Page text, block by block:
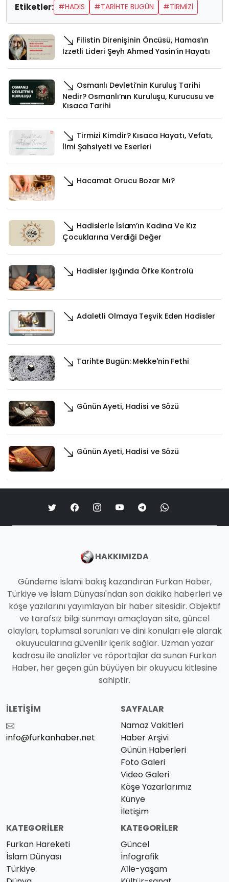
Etiketler: #HADİS #TARİHTE BUGÜN #TİRMİZİ
Filistin Direnişinin Öncüsü, Hamas’ın
İzzetli Lideri Şeyh Ahmed Yasin’in Hayatı
Osmanlı Devleti’nin Kuruluş Tarihi
Nedir? Osmanlı’nın Kuruluşu, Kurucusu ve
Kısaca Tarihi
Tirmizi Kimdir? Kısaca Hayatı, Vefatı,
İlmi Şahsiyeti ve Eserleri
Hacamat Orucu Bozar Mı?
Hadislerle İslam’ın Kadına Ve Kız
Çocuklarına Verdiği Değer
Hadisler Işığında Öfke Kontrolü
Adaletli Olmaya Teşvik Eden Hadisler
Tarihte Bugün: Mekke'nin Fethi
Günün Ayeti, Hadisi ve Sözü
Günün Ayeti, Hadisi ve Sözü
HAKKIMIZDA
Gündeme İslami bakış kazandıran Furkan Haber,
Türkiye ve İslam Dünyası'ndan son dakika haberleri ve
köşe yazılarını yayımlayan bir haber sitesidir. Objektif
ve tarafsız bilgi sunmayı amaçlayan site, güncel
olayları, toplumsal sorunları ve dini konuları ele alarak
okuyucularına güvenilir içerik sağlar. Uzman yazar
kadrosu ile analizler ve röportajlar da sunan Furkan
Haber, her geçen gün büyüyen bir okuyucu kitlesine
sahiptir.
İLETIŞIM
info@furkanhaber.net
SAYFALAR
Namaz Vakitleri
Haber Arşivi
Günün Haberleri
Foto Galeri
Video Galeri
Köşe Yazarlarımız
Künye
İletişim
KATEGORILER
Furkan Hareketi
İslam Dünyası
Türkiye
KATEGORILER
Güncel
İnfografik
Ai̇le-yaşam